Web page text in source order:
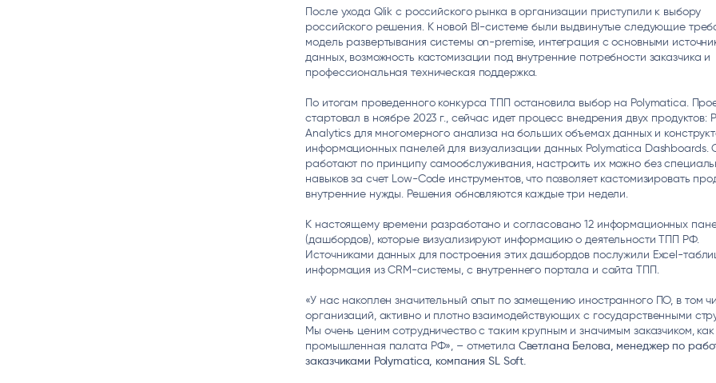
После ухода Qlik с российского рынка в организации приступили к выбору
российского решения. К новой BI-системе были выдвинутые следующие
модель развертывания системы on-premise, интеграция с основными
данных, возможность кастомизации под внутренние потребности заказчика и
профессиональная техническая поддержка.
По итогам проведенного конкурса ТПП остановила выбор на Polymatica.
стартовал в ноябре 2023 г., сейчас идет процесс внедрения двух продуктов:
Analytics для многомерного анализа на больших объемах данных и
информационных панелей для визуализации данных Polymatica Dashboards.
работают по принципу самообслуживания, настроить их можно без
навыков за счет Low-Code инструментов, что позволяет кастомизировать
внутренние нужды. Решения обновляются каждые три недели.
К настоящему времени разработано и согласовано 12 информационных
(дашбордов), которые визуализируют информацию о деятельности ТПП РФ.
Источниками данных для построения этих дашбордов послужили Excel-
информация из CRM-системы, с внутреннего портала и сайта ТПП.
«У нас накоплен значительный опыт по замещению иностранного ПО, в том
организаций, активно и плотно взаимодействующих с государственными
Мы очень ценим сотрудничество с таким крупным и значимым заказчиком,
промышленная палата РФ», – отметила Светлана Белова, менеджер по
заказчиками Polymatica, компания SL Soft.